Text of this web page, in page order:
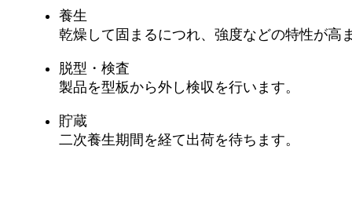
養生
乾燥して固まるにつれ、強度などの特性が高
脱型・検査
製品を型板から外し検収を行います。
貯蔵
二次養生期間を経て出荷を待ちます。